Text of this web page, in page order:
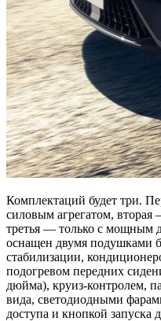
Комплектаций будет три.
силовым агрегатом,
третья — только с мощным
оснащен двумя подушками
стабилизации,
подогревом передних
дюйма), круиз-контролем,
вида, светодиодными
доступа и кнопкой запуска